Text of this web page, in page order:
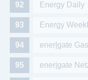
Energy Daily
Energy
ener|gate
ener|gate